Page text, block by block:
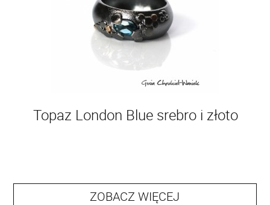
Topaz London Blue srebro i złoto
ZOBACZ WIĘCEJ